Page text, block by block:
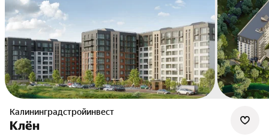
Калининградстройинвест
Клён